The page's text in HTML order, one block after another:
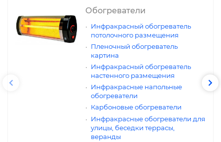
Обогреватели
Инфракрасный обогреватель
потолочного размещения
Пленочный обогреватель
картина
Инфракрасный обогреватель
настенного размещения
Инфракрасные напольные
обогреватели
Карбоновые обогреватели
Инфракрасные обогреватели для
улицы, беседки террасы,
веранды